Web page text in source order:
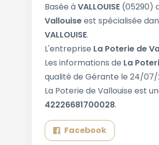
Basée àVALLOUISE (05290)
Vallouiseest spécialisée
VALLOUISE.
L'entreprise La Poterie de
Les informations de La
qualité de Gérante le 24/07/
La Poterie de Vallouise est
42226681700028.
Facebook